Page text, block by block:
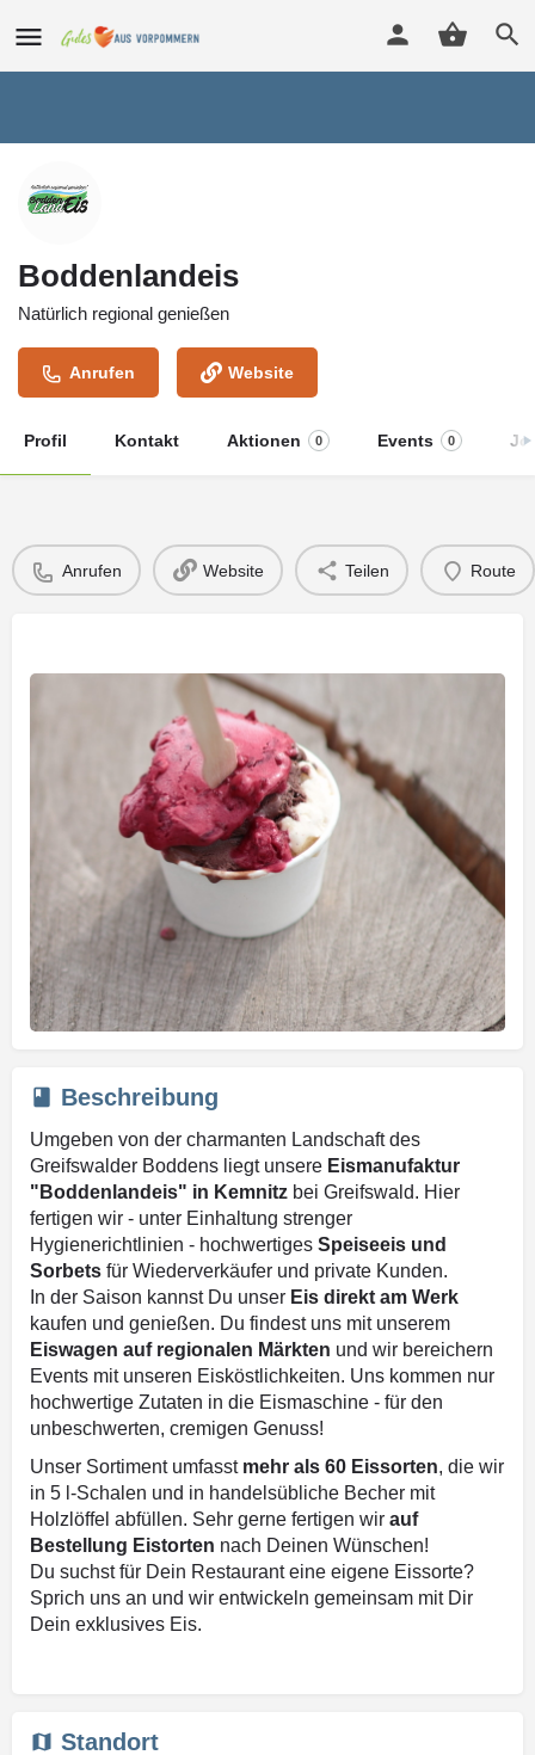
Boddenlandeis
Natürlich regional genießen
Anrufen Website
Profil Kontakt Aktionen 0 Events 0
Anrufen Website Teilen Route
Beschreibung
Umgeben von der charmanten Landschaft des
Greifswalder Boddens liegt unsere Eismanufaktur
"Boddenlandeis" in Kemnitz bei Greifswald. Hier
fertigen wir - unter Einhaltung strenger
Hygienerichtlinien - hochwertiges Speiseeis und
Sorbets für Wiederverkäufer und private Kunden.
In der Saison kannst Du unser Eis direkt am Werk
kaufen und genießen. Du findest uns mit unserem
Eiswagen auf regionalen Märkten und wir bereichern
Events mit unseren Eisköstlichkeiten. Uns kommen nur
hochwertige Zutaten in die Eismaschine - für den
unbeschwerten, cremigen Genuss!
Unser Sortiment umfasst mehr als 60 Eissorten, die wir
in 5 l-Schalen und in handelsübliche Becher mit
Holzlöffel abfüllen. Sehr gerne fertigen wir auf
Bestellung Eistorten nach Deinen Wünschen!
Du suchst für Dein Restaurant eine eigene Eissorte?
Sprich uns an und wir entwickeln gemeinsam mit Dir
Dein exklusives Eis.
Standort